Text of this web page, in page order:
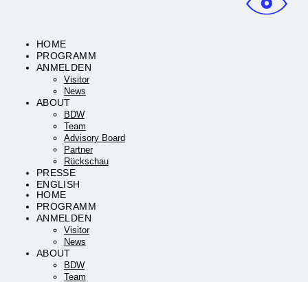
HOME
PROGRAMM
ANMELDEN
Visitor
News
ABOUT
BDW
Team
Advisory Board
Partner
Rückschau
PRESSE
ENGLISH
HOME
PROGRAMM
ANMELDEN
Visitor
News
ABOUT
BDW
Team